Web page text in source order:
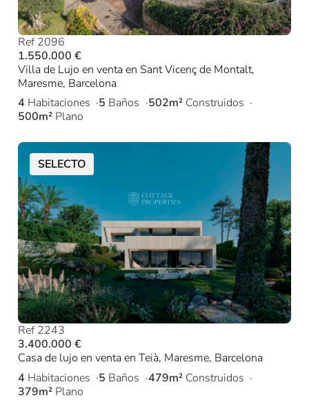
Ref 2096
1.550.000 €
Villa de Lujo en venta en Sant Vicenç de Montalt,
Maresme, Barcelona
4 Habitaciones 5 Baños 502m² Construidos
500m² Plano
SELECTO
Ref 2243
3.400.000 €
Casa de lujo en venta en Teià, Maresme, Barcelona
4 Habitaciones 5 Baños 479m² Construidos
379m² Plano